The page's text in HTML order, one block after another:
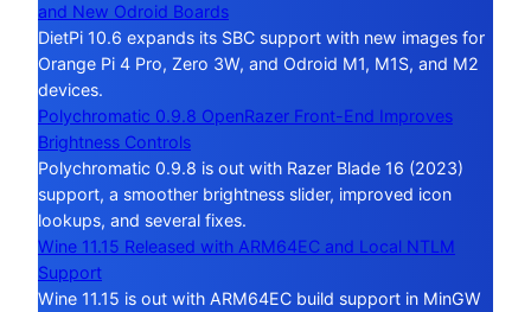
and New Odroid Boards
DietPi 10.6 expands its SBC support with new images for
Orange Pi 4 Pro, Zero 3W, and Odroid M1, M1S, and M2
devices.
Polychromatic 0.9.8 OpenRazer Front-End Improves
Brightness Controls
Polychromatic 0.9.8 is out with Razer Blade 16 (2023)
support, a smoother brightness slider, improved icon
lookups, and several fixes.
Wine 11.15 Released with ARM64EC and Local NTLM
Support
Wine 11.15 is out with ARM64EC build support in MinGW